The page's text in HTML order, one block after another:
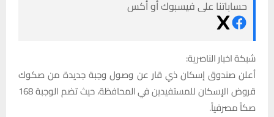
حساباتنا على فيسبوك أو أكس
شبكة اخبار الناصرية:
أعلن صندوق إسكان ذي قار عن وصول وجبة جديدة من صكوك
قروض الإسكان للمستفيدين في المحافظة، حيث تضم الوجبة 168
صكاً مصرفياً.